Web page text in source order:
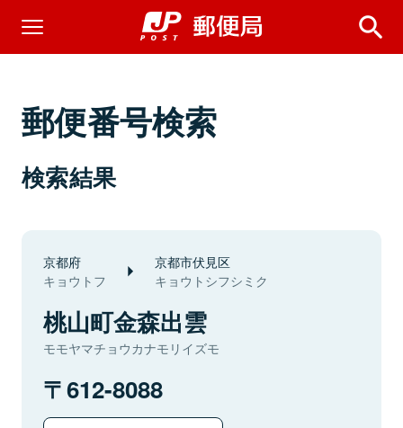
郵便番号検索
検索結果
京都府
キョウトフ
京都市伏見区
キョウトシフシミク
桃山町金森出雲
モモヤマチョウカナモリイズモ
612-8088